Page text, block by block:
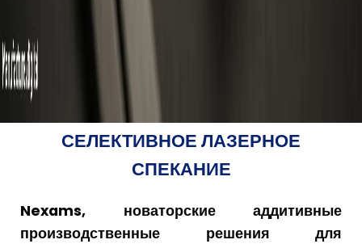
СЕЛЕКТИВНОЕ ЛАЗЕРНОЕ
СПЕКАНИЕ
Nexams, новаторские аддитивные
производственные решения для